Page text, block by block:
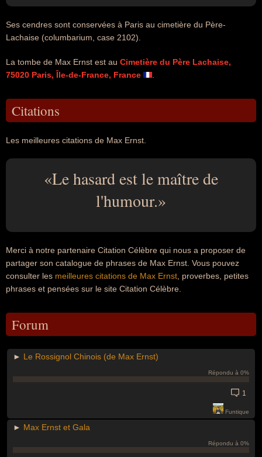
Ses cendres sont conservées à Paris au cimetière du Père-
Lachaise (columbarium, case 2102).
La tombe de Max Ernst est au Cimetière du Père Lachaise,
75020 Paris, Île-de-France, France
Citations
Les meilleures citations de Max Ernst.
Le hasard est le maître de
l'humour.
Merci à notre partenaire Citation Célèbre qui nous a proposer de
partager son catalogue de phrases de Max Ernst. Vous pouvez
consulter les meilleures citations de Max Ernst , proverbes, petites
phrases et pensées sur le site Citation Célèbre.
Forum
► Le Rossignol Chinois (de Max Ernst)
Répondu à 0%
1
Funtique
► Max Ernst et Gala
Répondu à 0%